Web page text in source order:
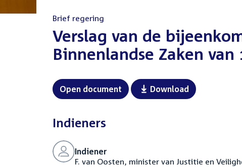
Brief regering
:Verslag van de
Binnenlandse Zaken
Open document Download
Indieners
Indiener
F. van Oosten, minister van Justitie en